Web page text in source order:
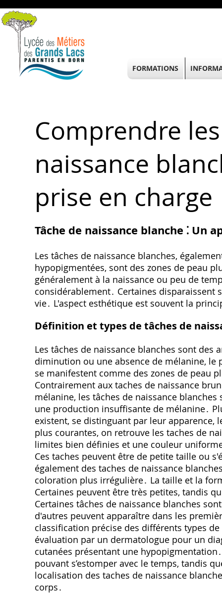
Comprendre
naissance
prise en charge
Tâche de naissance blanche ⁚ Un
Les tâches de naissance blanches,
hypopigmentées, sont des zones de peau
généralement à la naissance ou peu de
considérablement․ Certaines
vie․ L'aspect esthétique est souvent la
Définition et types de tâches de
Les tâches de naissance blanches sont
diminution ou une absence de mélanine, le
se manifestent comme des zones de peau
Contrairement aux taches de naissance
mélanine, les tâches de naissance
une production insuffisante de mélanine․
existent, se distinguant par leur
plus courantes, on retrouve les taches de
limites bien définies et une couleur
Ces taches peuvent être de petite taille ou
également des taches de naissance
coloration plus irrégulière․ La taille et la
Certaines peuvent être très petites, tandis
Certaines tâches de naissance blanches
d'autres peuvent apparaître dans les
classification précise des différents types
évaluation par un dermatologue pour un
cutanées présentant une
pouvant s’estomper avec le temps, tandis
localisation des taches de naissance
corps․
FORMATIONS